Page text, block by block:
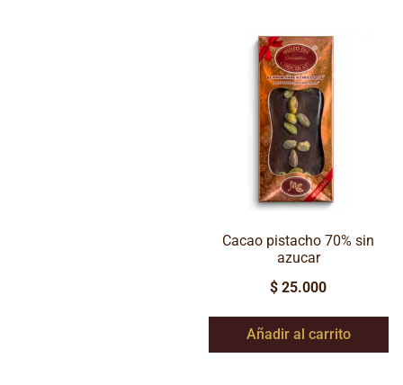
Cacao pistacho 70% sin
azucar
$ 25.000
Añadir al carrito